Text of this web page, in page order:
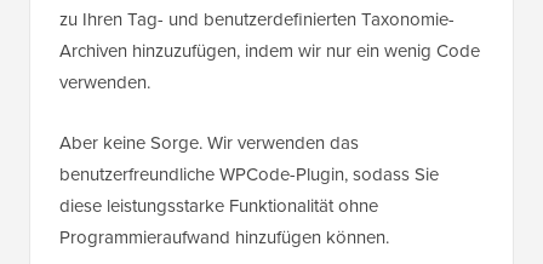
zu Ihren Tag- und benutzerdefinierten Taxonomie-
Archiven hinzuzufügen, indem wir nur ein wenig Code
verwenden.
Aber keine Sorge. Wir verwenden das
benutzerfreundliche WPCode-Plugin, sodass Sie
diese leistungsstarke Funktionalität ohne
Programmieraufwand hinzufügen können.